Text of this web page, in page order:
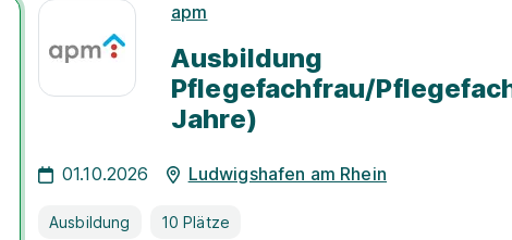
apm
Ausbildung
Pflegefachfrau/
Jahre)
01.10.2026 Ludwigshafen am Rhein
Ausbildung 10 Plätze